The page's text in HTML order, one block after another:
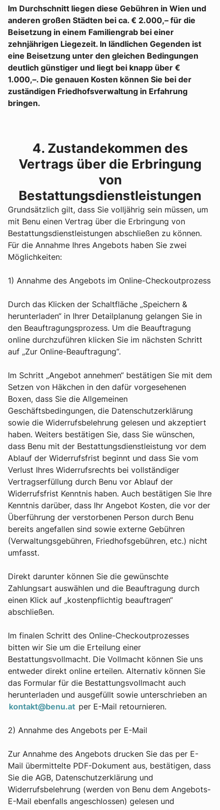
Im Durchschnitt liegen diese Gebühren in Wien und
anderen großen Städten bei ca. € 2.000,– für die
Beisetzung in einem Familiengrab bei einer
zehnjährigen Liegezeit. In ländlichen Gegenden ist
eine Beisetzung unter den gleichen Bedingungen
deutlich günstiger und liegt bei knapp über €
1.000,–. Die genauen Kosten können Sie bei der
zuständigen Friedhofsverwaltung in Erfahrung
bringen.
4. Zustandekommen des
Vertrags über die Erbringung
von
Bestattungsdienstleistungen
Grundsätzlich gilt, dass Sie volljährig sein müssen, um
mit Benu einen Vertrag über die Erbringung von
Bestattungsdienstleistungen abschließen zu können.
Für die Annahme Ihres Angebots haben Sie zwei
Möglichkeiten:
1) Annahme des Angebots im Online-Checkoutprozess
Durch das Klicken der Schaltfläche „Speichern &
herunterladen“ in Ihrer Detailplanung gelangen Sie in
den Beauftragungsprozess. Um die Beauftragung
online durchzuführen klicken Sie im nächsten Schritt
auf „Zur Online-Beauftragung“.
Im Schritt „Angebot annehmen“ bestätigen Sie mit dem
Setzen von Häkchen in den dafür vorgesehenen
Boxen, dass Sie die Allgemeinen
Geschäftsbedingungen, die Datenschutzerklärung
sowie die Widerrufsbelehrung gelesen und akzeptiert
haben. Weiters bestätigen Sie, dass Sie wünschen,
dass Benu mit der Bestattungsdienstleistung vor dem
Ablauf der Widerrufsfrist beginnt und dass Sie vom
Verlust Ihres Widerrufsrechts bei vollständiger
Vertragserfüllung durch Benu vor Ablauf der
Widerrufsfrist Kenntnis haben. Auch bestätigen Sie Ihre
Kenntnis darüber, dass Ihr Angebot Kosten, die vor der
Überführung der verstorbenen Person durch Benu
bereits angefallen sind sowie externe Gebühren
(Verwaltungsgebühren, Friedhofsgebühren, etc.) nicht
umfasst.
Direkt darunter können Sie die gewünschte
Zahlungsart auswählen und die Beauftragung durch
einen Klick auf „kostenpflichtig beauftragen“
abschließen.
Im finalen Schritt des Online-Checkoutprozesses
bitten wir Sie um die Erteilung einer
Bestattungsvollmacht. Die Vollmacht können Sie uns
entweder direkt online erteilen. Alternativ können Sie
das Formular für die Bestattungsvollmacht auch
herunterladen und ausgefüllt sowie unterschrieben an
kontakt@benu.at per E-Mail retournieren.
2) Annahme des Angebots per E-Mail
Zur Annahme des Angebots drucken Sie das per E-
Mail übermittelte PDF-Dokument aus, bestätigen, dass
Sie die AGB, Datenschutzerklärung und
Widerrufsbelehrung (werden von Benu dem Angebots-
E-Mail ebenfalls angeschlossen) gelesen und